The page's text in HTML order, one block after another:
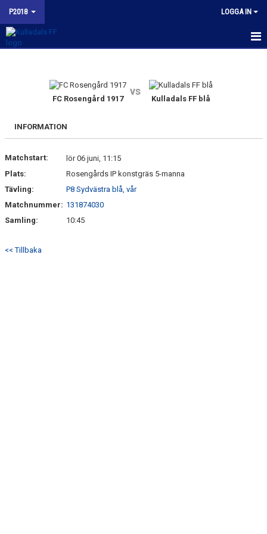
P2018 LOGGA IN
MATCHER
TRUPPEN
BILDGALLERI
FC Rosengård 1917
vs
Kulladals FF blå
INFORMATION
Matchstart:
lör 06 juni, 11:15
Plats:
Rosengårds IP konstgräs 5-manna
Tävling:
P8 Sydvästra blå, vår
Matchnummer: 131874030
Samling:
10:45
<< Tillbaka